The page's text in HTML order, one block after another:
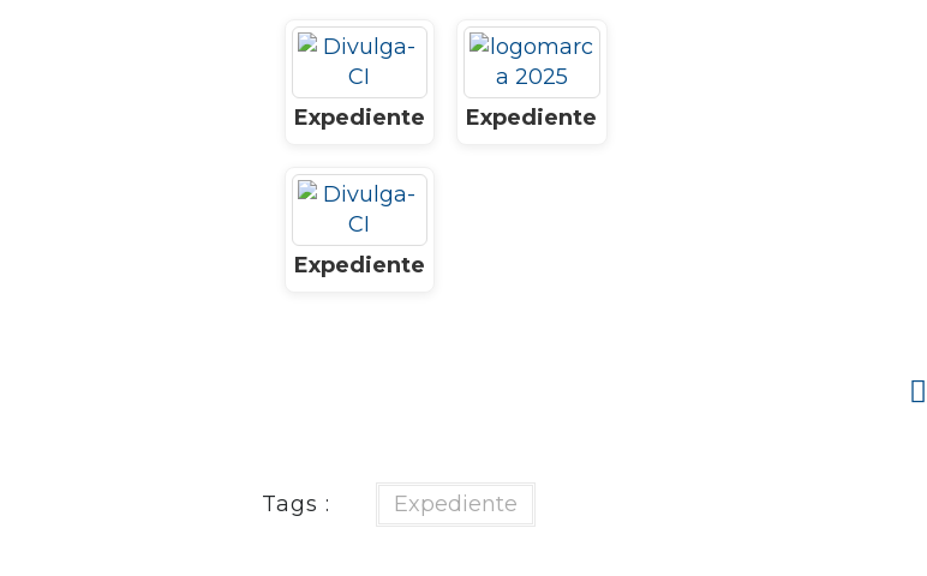
Expediente
Expediente
Expediente
Tags : Expediente